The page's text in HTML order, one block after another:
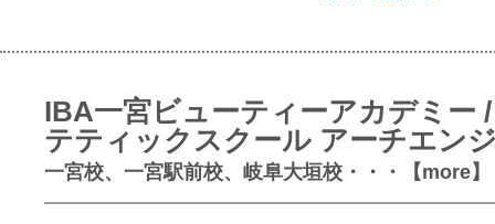
IBA一宮ビューティーアカデミー
テティックスクール アーチエン
一宮校、一宮駅前校、岐阜大垣校・・・【more】